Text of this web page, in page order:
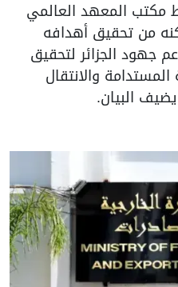
مكتب المعهد العالمي
من تحقيق أهدافه
جهود الجزائر لتحقيق
والانتقال
البيان.